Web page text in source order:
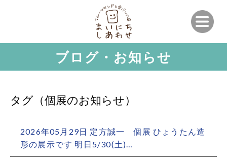
ブログ・お知らせ
タグ（個展のお知らせ）
2026年05月29日 定方誠一 個展 ひょうたん造
形の展示です 明日5/30(土)…